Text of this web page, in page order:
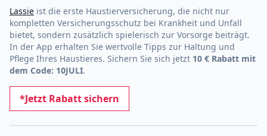
Lassie ist die erste Haustierversicherung, die nicht nur
kompletten Versicherungsschutz bei Krankheit und Unfall
bietet, sondern zusätzlich spielerisch zur Vorsorge beiträgt.
In der App erhalten Sie wertvolle Tipps zur Haltung und
Pflege Ihres Haustieres. Sichern Sie sich jetzt 10 € Rabatt mit
dem Code: 10JULI.
*Jetzt Rabatt sichern